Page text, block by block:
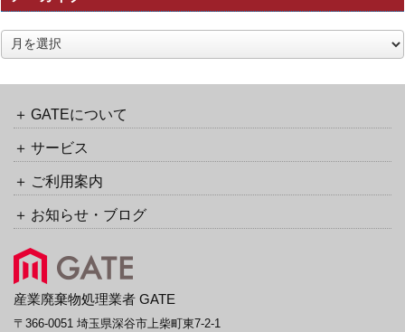
ラ
ッ
ク
ッ
URL
ア
ー
GATEについて
サービス
ご利用案内
お知らせ・ブログ
産業廃棄物処理業者 GATE
〒366-0051 埼玉県深谷市上柴町東7-2-1